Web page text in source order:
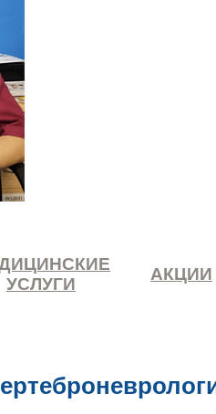
УСЛУГИ
АКЦИИ